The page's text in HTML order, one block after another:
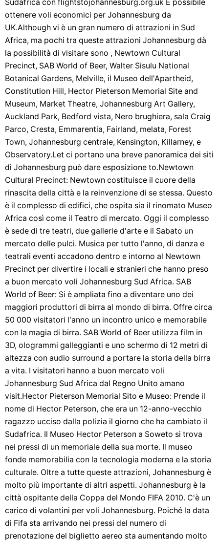
Sudafrica con flightstojohannesburg.org.uk E possibile
ottenere voli economici per Johannesburg da
UK.Although vi è un gran numero di attrazioni in Sud
Africa, ma pochi tra queste attrazioni Johannesburg dà
la possibilità di visitare sono , Newtown Cultural
Precinct, SAB World of Beer, Walter Sisulu National
Botanical Gardens, Melville, il Museo dell'Apartheid,
Constitution Hill, Hector Pieterson Memorial Site and
Museum, Market Theatre, Johannesburg Art Gallery,
Auckland Park, Bedford vista, Nero brughiera, sala Craig
Parco, Cresta, Emmarentia, Fairland, melata, Forest
Town, Johannesburg centrale, Kensington, Killarney, e
Observatory.Let ci portano una breve panoramica dei siti
di Johannesburg può dare esposizione to.Newtown
Cultural Precinct: Newtown costituisce il cuore della
rinascita della città e la reinvenzione di se stessa. Questo
è il complesso di edifici, che ospita sia il rinomato Museo
Africa così come il Teatro di mercato. Oggi il complesso
è sede di tre teatri, due gallerie d'arte e il Sabato un
mercato delle pulci. Musica per tutto l'anno, di danza e
teatrali eventi accadono dentro e intorno al Newtown
Precinct per divertire i locali e stranieri che hanno preso
a buon mercato voli Johannesburg Sud Africa. SAB
World of Beer: Si è ampliata fino a diventare uno dei
maggiori produttori di birra al mondo di birra. Offre circa
50 000 visitatori l'anno un incontro unico e memorabile
con la magia di birra. SAB World of Beer utilizza film in
3D, ologrammi galleggianti e uno schermo di 12 metri di
altezza con audio surround a portare la storia della birra
a vita. I visitatori hanno a buon mercato voli
Johannesburg Sud Africa dal Regno Unito amano
visit.Hector Pieterson Memorial Sito e Museo: Prende il
nome di Hector Peterson, che era un 12-anno-vecchio
ragazzo ucciso dalla polizia il giorno che ha cambiato il
Sudafrica. Il Museo Hector Peterson a Soweto si trova
nei pressi di un memoriale della sua morte. Il museo
fonde memorabilia con la tecnologia moderna e la storia
culturale. Oltre a tutte queste attrazioni, Johannesburg è
molto più importante di altri aspetti. Johannesburg è la
città ospitante della Coppa del Mondo FIFA 2010. C'è un
carico di volantini per voli Johannesburg. Poiché la data
di Fifa sta arrivando nei pressi del numero di
prenotazione del biglietto aereo sta aumentando molto